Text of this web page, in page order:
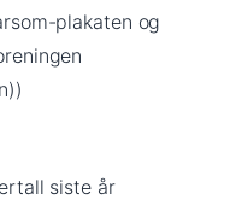
plakaten og
siste år